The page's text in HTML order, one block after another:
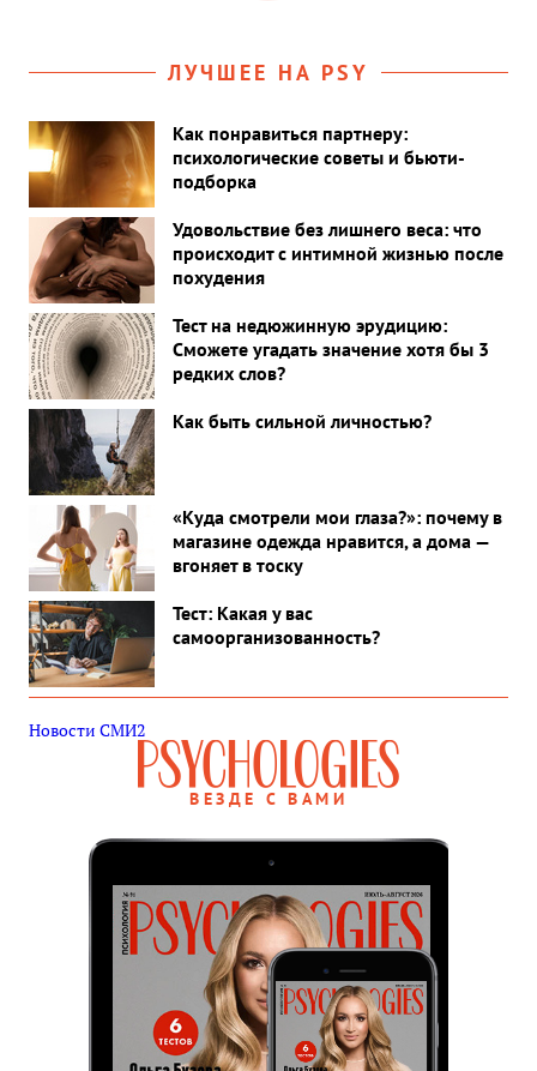
ЛУЧШЕЕ НА PSY
Как понравиться партнеру:
психологические советы и бьюти-
подборка
Удовольствие без лишнего веса: что
происходит с интимной жизнью после
похудения
Тест на недюжинную эрудицию:
Сможете угадать значение хотя бы 3
редких слов?
Как быть сильной личностью?
«Куда смотрели мои глаза?»: почему в
магазине одежда нравится, а дома —
вгоняет в тоску
Тест: Какая у вас
самоорганизованность?
Новости СМИ2
ВЕЗДЕ С ВАМИ